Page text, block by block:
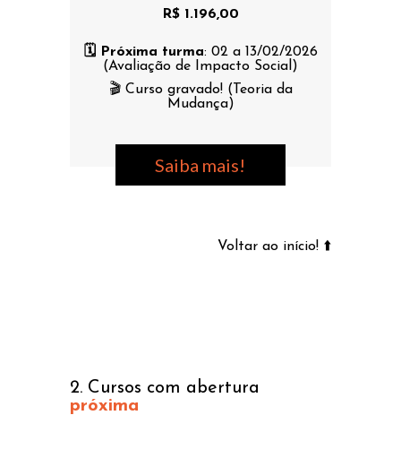
R$ 1.196,00
🗓️ Próxima turma: 02 a 13/02/2026
(Avaliação de Impacto Social)
🎬 Curso gravado! (Teoria da
Mudança)
Saiba mais!
Voltar ao início! ⬆️
2. Cursos com abertura
próxima